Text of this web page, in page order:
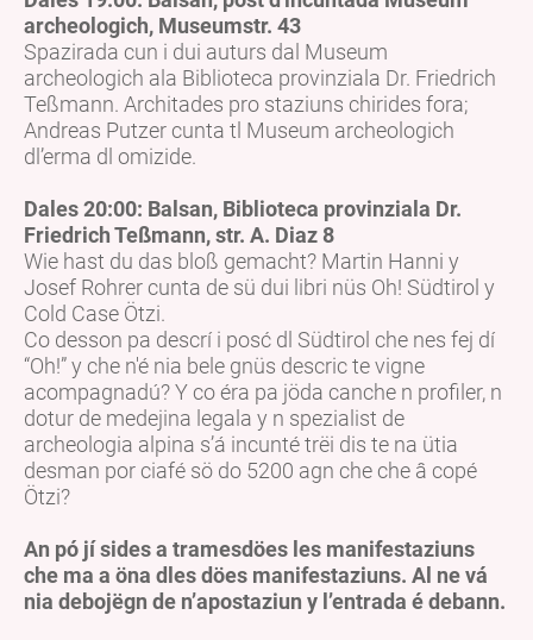
archeologich, Museumstr. 43
Spazirada cun i dui auturs dal Museum
archeologich ala Biblioteca provinziala Dr. Friedrich
Teßmann. Architades pro staziuns chirides fora;
Andreas Putzer cunta tl Museum archeologich
dl’erma dl omizide.
Dales 20:00: Balsan, Biblioteca provinziala Dr.
Friedrich Teßmann, str. A. Diaz 8
Wie hast du das bloß gemacht? Martin Hanni y
Josef Rohrer cunta de sü dui libri nüs Oh! Südtirol y
Cold Case Ötzi.
Co desson pa descrí i posć dl Südtirol che nes fej dí
“Oh!” y che n'é nia bele gnüs descric te vigne
acompagnadú? Y co éra pa jöda canche n profiler, n
dotur de medejina legala y n spezialist de
archeologia alpina s’á incunté trëi dis te na ütia
desman por ciafé sö do 5200 agn che che â copé
Ötzi?
An pó jí sides a tramesdöes les manifestaziuns
che ma a öna dles döes manifestaziuns. Al ne vá
nia debojëgn de n’apostaziun y l’entrada é debann.